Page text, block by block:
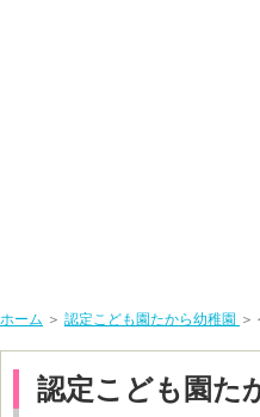
ホーム ＞ 認定こども園たから幼稚園 ＞
認定こども園た